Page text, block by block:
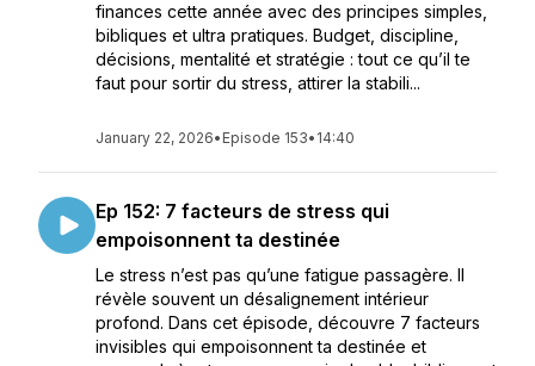
finances cette année avec des principes simples,
bibliques et ultra pratiques. Budget, discipline,
décisions, mentalité et stratégie : tout ce qu’il te
faut pour sortir du stress, attirer la stabili...
January 22, 2026• Episode 153• 14:40
Ep 152: 7 facteurs de stress qui
empoisonnent ta destinée
Le stress n’est pas qu’une fatigue passagère. Il
révèle souvent un désalignement intérieur
profond. Dans cet épisode, découvre 7 facteurs
invisibles qui empoisonnent ta destinée et